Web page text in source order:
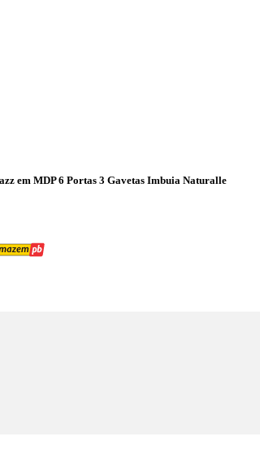
em MDP 6 Portas 3 Gavetas Imbuia Naturalle